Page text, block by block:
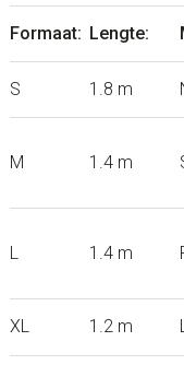
Formaat: Lengte:
S 1.8 m
M 1.4 m
L 1.4 m
XL 1.2 m